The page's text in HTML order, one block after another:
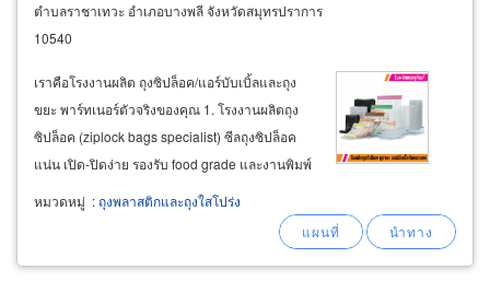
ตำบลราชาเทวะ อำเภอบางพลี จังหวัดสมุทรปราการ
10540
เราคือโรงงานผลิต ถุงซิปล็อค/แอร์บับเบิ้ลและถุง
ขยะ พาร์ทเนอร์ตัวจริงของคุณ 1. โรงงานผลิตถุง
ซิปล็อค (ziplock bags specialist) ซีลถุงซิปล็อค
แน่น เปิด-ปิดง่าย รองรับ food grade และงานพิมพ์
โลโก้ (oem) ปรับความหนาได้ตามน้ำหนักสินค้า
มั่นใจถุงไม่แตกจากแรงดันอากาศหรือการซ้อนทับ
หมวดหมู่ : ถุงพลาสติกและถุงใสโปร่ง